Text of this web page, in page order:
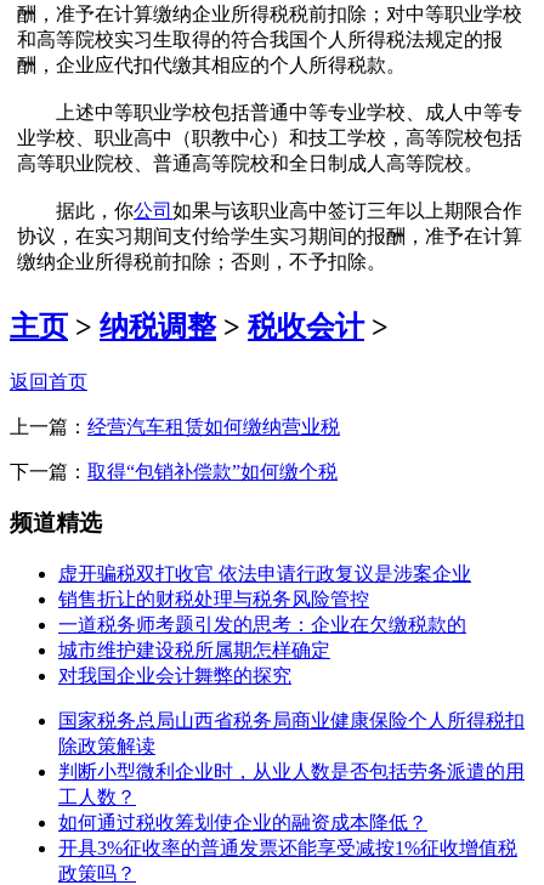
酬，准予在计算缴纳企业所得税税前扣除；对中等职业学校
和高等院校实习生取得的符合我国个人所得税法规定的报
酬，企业应代扣代缴其相应的个人所得税款。
上述中等职业学校包括普通中等专业学校、成人中等专
业学校、职业高中（职教中心）和技工学校，高等院校包括
高等职业院校、普通高等院校和全日制成人高等院校。
据此，你公司 如果与该职业高中签订三年以上期限合作
协议，在实习期间支付给学生实习期间的报酬，准予在计算
缴纳企业所得税前扣除；否则，不予扣除。
主页 > 纳税调整> 税收会计>
返回首页
上一篇： 经营汽车租赁如何缴纳营业税
下一篇： 取得“包销补偿款”如何缴个税
频道精选
虚开骗税双打收官 依法申请行政复议是涉案企业
销售折让的财税处理与税务风险管控
一道税务师考题引发的思考：企业在欠缴税款的
城市维护建设税所属期怎样确定
对我国企业会计舞弊的探究
国家税务总局山西省税务局商业健康保险个人所得税扣
除政策解读
判断小型微利企业时，从业人数是否包括劳务派遣的用
工人数？
如何通过税收筹划使企业的融资成本降低？
开具3%征收率的普通发票还能享受减按1%征收增值税
政策吗？